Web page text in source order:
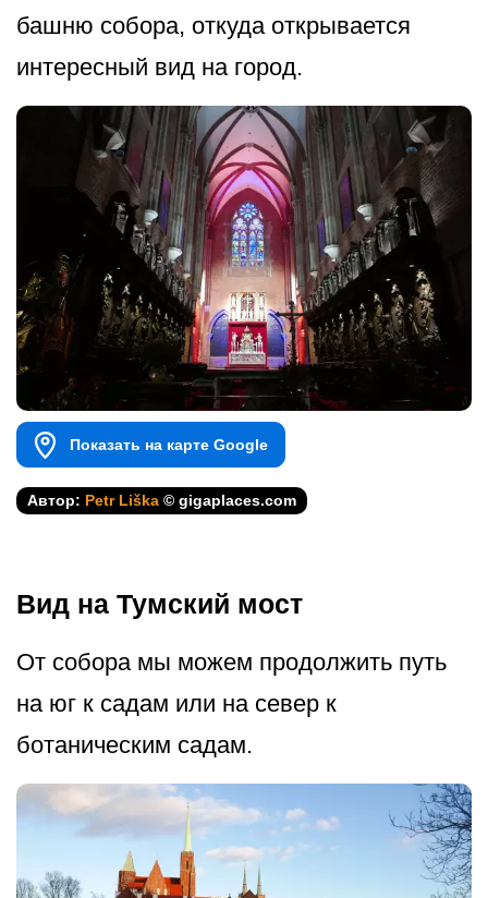
башню собора, откуда открывается
интересный вид на город.
Показать на карте Google
Автор: Petr Liška © gigaplaces.com
Вид на Тумский мост
От собора мы можем продолжить путь
на юг к садам или на север к
ботаническим садам.